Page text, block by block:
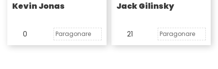
Kevin Jonas
0 Paragonare
Jack Gilinsky
21 Paragonare